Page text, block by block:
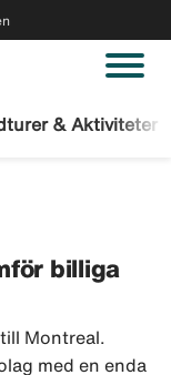
& Aktiviteter
billiga
Montreal.
med en enda